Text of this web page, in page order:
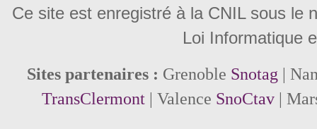
Ce site est enregistré à la CNIL sous le
Loi Informatique
Sites partenaires : Grenoble Snotag |
TransClermont| Valence SnoCtav|